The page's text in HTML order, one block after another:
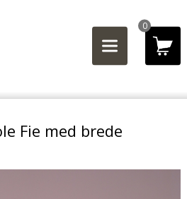
0
Fie med brede